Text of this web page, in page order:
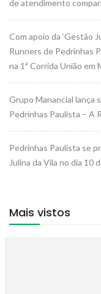
de atendimento
Com apoio da ‘Gestão
Runners de Pedrinhas
na 1ª Corrida União em
Grupo Manancial lança
Pedrinhas Paulista – A
Pedrinhas Paulista se
Julina da Vila no dia 10
Mais vistos